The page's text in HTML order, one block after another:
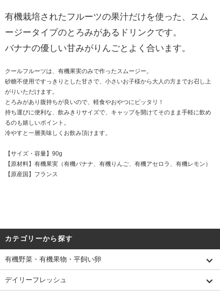
有機栽培されたフルーツの果汁だけを使った、スム
ージータイプのとろみがあるドリンクです。
バナナの優しい甘みがりんごとよく合います。
クールフルーツは、有機果実のみで作ったスムージー。
砂糖不使用ですっきりとした甘さで、小さいお子様から大人の方までお召し上
がりいただけます。
とろみがあり腹持ちが良いので、軽食やおやつにピッタリ！
持ち運びに便利な、飲みきりサイズで、キャップを開けてそのまま手軽に飲め
るのも嬉しいポイント。
冷やすと一層美味しくお飲み頂けます。
【サイズ・容量】90g
【原材料】有機果実（有機バナナ、有機りんご、有機アセロラ、有機レモン）
【原産国】フランス
カテゴリーから探す
有機野菜・有機果物・平飼い卵
デイリーフレッシュ